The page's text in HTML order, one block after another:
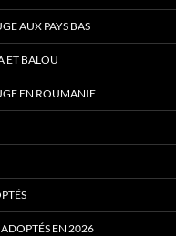
AUX PAYS BAS
ET BALOU
EN ROUMANIE
EN 2026